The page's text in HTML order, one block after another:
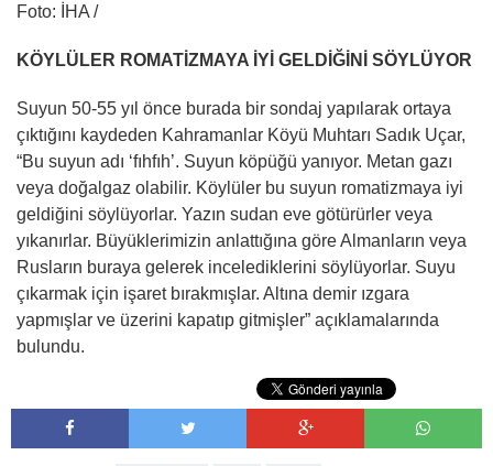
Foto: İHA /
KÖYLÜLER ROMATİZMAYA İYİ GELDİĞİNİ SÖYLÜYOR
Suyun 50-55 yıl önce burada bir sondaj yapılarak ortaya
çıktığını kaydeden Kahramanlar Köyü Muhtarı Sadık Uçar,
“Bu suyun adı ‘fıhfıh’. Suyun köpüğü yanıyor. Metan gazı
veya doğalgaz olabilir. Köylüler bu suyun romatizmaya iyi
geldiğini söylüyorlar. Yazın sudan eve götürürler veya
yıkanırlar. Büyüklerimizin anlattığına göre Almanların veya
Rusların buraya gelerek incelediklerini söylüyorlar. Suyu
çıkarmak için işaret bırakmışlar. Altına demir ızgara
yapmışlar ve üzerini kapatıp gitmişler” açıklamalarında
bulundu.